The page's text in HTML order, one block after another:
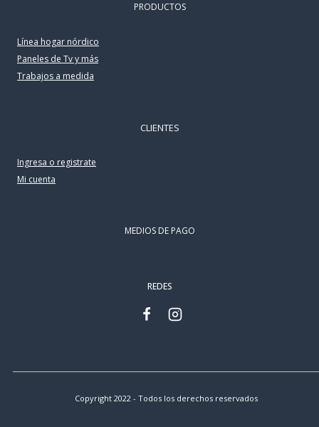
PRODUCTOS
Línea hogar nórdico
Paneles de Tv y más
Trabajos a medida
CLIENTES
Ingresa o registrate
Mi cuenta
MEDIOS DE PAGO
REDES
Copyright 2022 - Todos los derechos reservados